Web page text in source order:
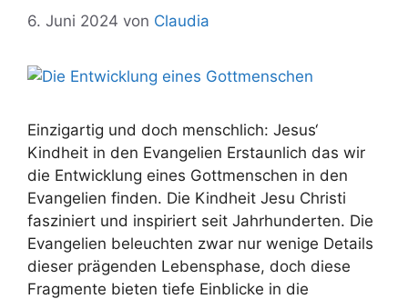
6. Juni 2024 von Claudia
Einzigartig und doch menschlich: Jesus‘
Kindheit in den Evangelien Erstaunlich das wir
die Entwicklung eines Gottmenschen in den
Evangelien finden. Die Kindheit Jesu Christi
fasziniert und inspiriert seit Jahrhunderten. Die
Evangelien beleuchten zwar nur wenige Details
dieser prägenden Lebensphase, doch diese
Fragmente bieten tiefe Einblicke in die